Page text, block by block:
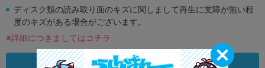
ディスク類の読み取り面のキズに関しまして再生に支障が無い程
度のキズがある場合がございます。
※詳細につきましてはコチラ
状態違いの同一商品